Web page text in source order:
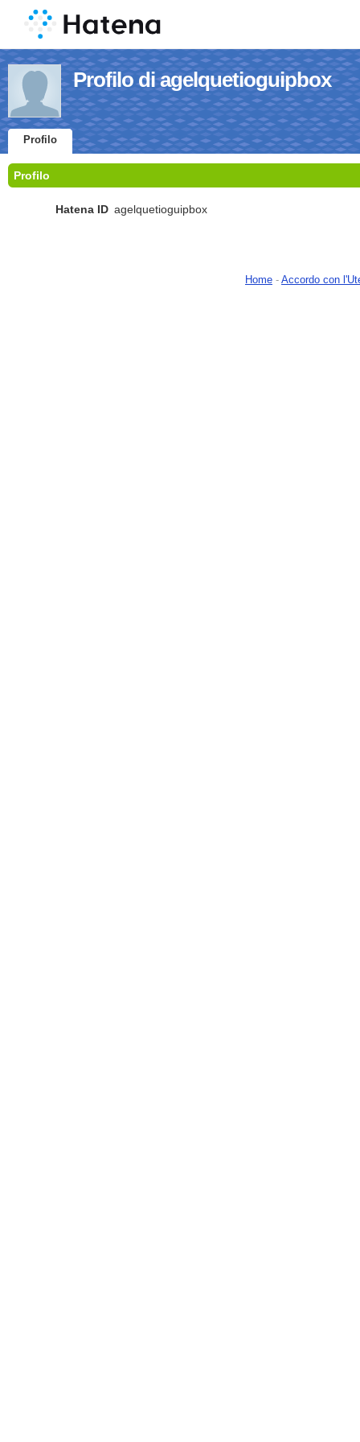
Profilo di agelquetioguipbox
Profilo
Profilo
Hatena ID agelquetioguipbox
Home - Accordo con